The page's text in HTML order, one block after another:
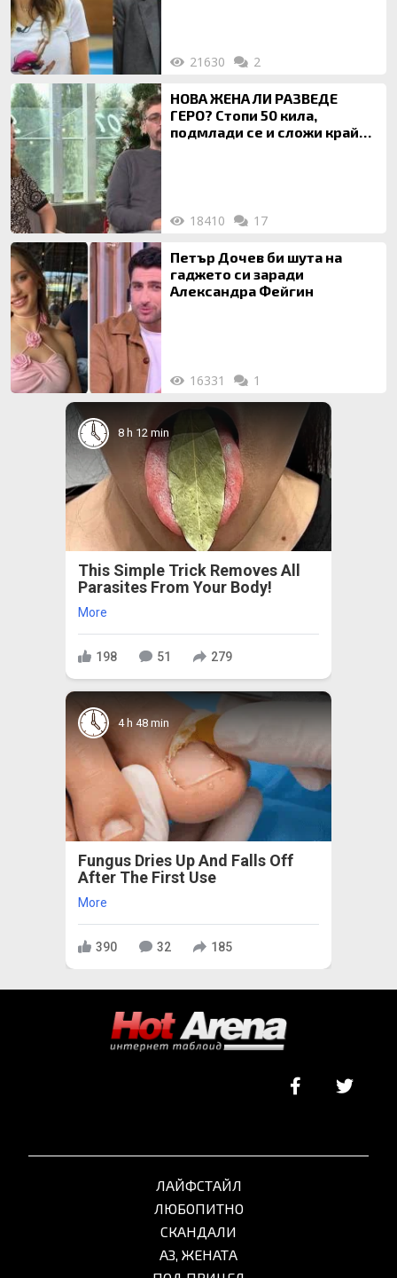
21630 2
НОВА ЖЕНА ЛИ РАЗВЕДЕ
ГЕРО? Стопи 50 кила,
подмлади се и сложи край
18410 17
Петър Дочев би шута на
гаджето си заради
Александра Фейгин
16331 1
8 h 12 min
This Simple Trick Removes All
Parasites From Your Body!
More
198 51 279
4 h 48 min
Fungus Dries Up And Falls Off
After The First Use
More
390 32 185
ЛАЙФСТАЙЛ
ЛЮБОПИТНО
СКАНДАЛИ
АЗ, ЖЕНАТА